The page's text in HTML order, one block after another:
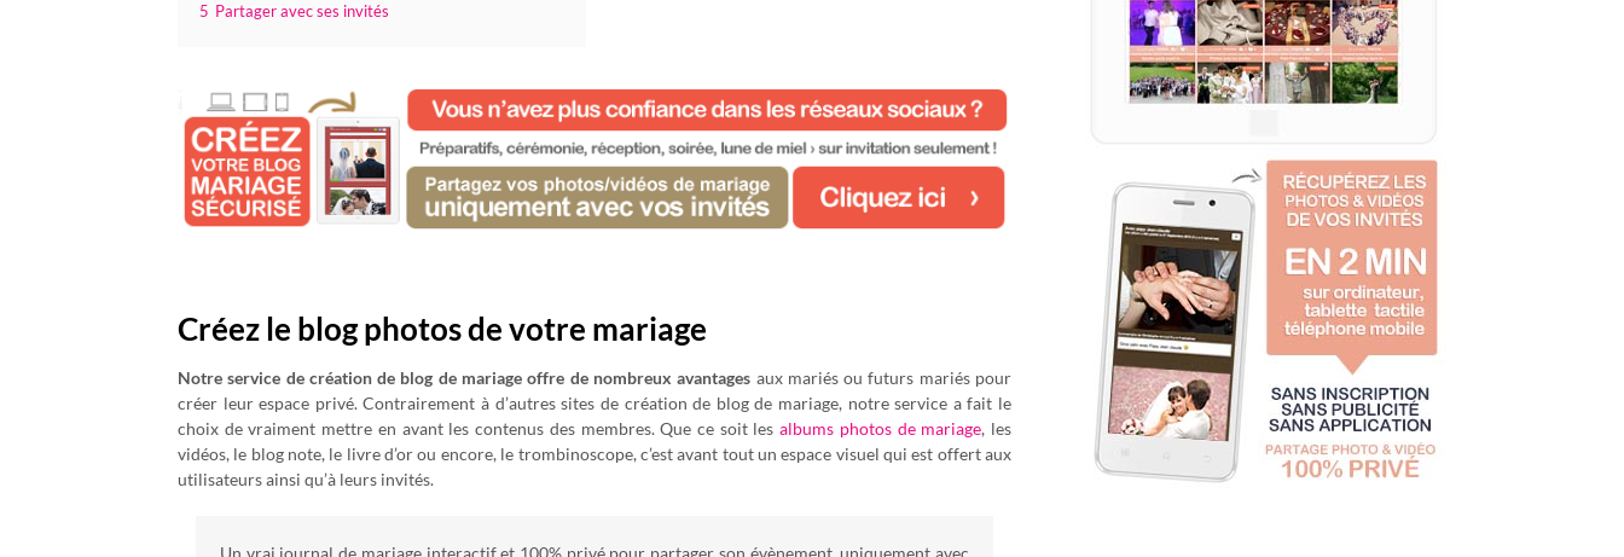
5 Partager avec ses invités
Créez le blog photos de votre mariage
Notre service de création de blog de mariage offre de nombreux avantages aux mariés ou futurs mariés pour
créer leur espace privé. Contrairement à d’autres sites de création de blog de mariage, notre service a fait le
choix de vraiment mettre en avant les contenus des membres. Que ce soit lesalbums photos de mariage, les
vidéos, le blog note, le livre d’or ou encore, le trombinoscope, c’est avant tout un espace visuel qui est offert aux
utilisateurs ainsi qu’à leurs invités.
Un vrai journal de mariage interactif et 100% privé pour partager son évènement, uniquement avec